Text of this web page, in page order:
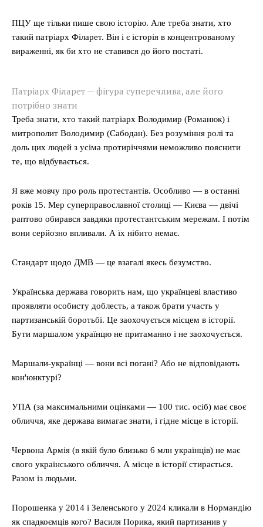
ПЦУ ще тільки пише свою історію. Але треба знати, хто
такий патріарх Філарет. Він і є історія в концентрованому
вираженні, як би хто не ставився до його постаті.
Патріарх Філарет — фігура суперечлива, але його
потрібно знати
Треба знати, хто такий патріарх Володимир (Романюк) і
митрополит Володимир (Сабодан). Без розуміння ролі та
доль цих людей з усіма протиріччями неможливо пояснити
те, що відбувається.
Я вже мовчу про роль протестантів. Особливо — в останні
років 15. Мер суперправославної столиці — Києва — двічі
раптово обирався завдяки протестантським мережам. І потім
вони серйозно впливали. А їх нібито немає.
Стандарт щодо ДМВ — це взагалі якесь безумство.
Українська держава говорить нам, що українцеві властиво
проявляти особисту доблесть, а також брати участь у
партизанській боротьбі. Це заохочується місцем в історії.
Бути маршалом українцю не притаманно і не заохочується.
Маршали-українці — вони всі погані? Або не відповідають
кон'юнктурі?
УПА (за максимальними оцінками — 100 тис. осіб) має своє
обличчя, яке держава вимагає знати, і гідне місце в історії.
Червона Армія (в якій було близько 6 млн українців) не має
свого українського обличчя. А місце в історії стирається.
Разом із людьми.
Порошенка у 2014 і Зеленського у 2024 кликали в Нормандію
як спадкоємців кого? Василя Порика, який партизанив у